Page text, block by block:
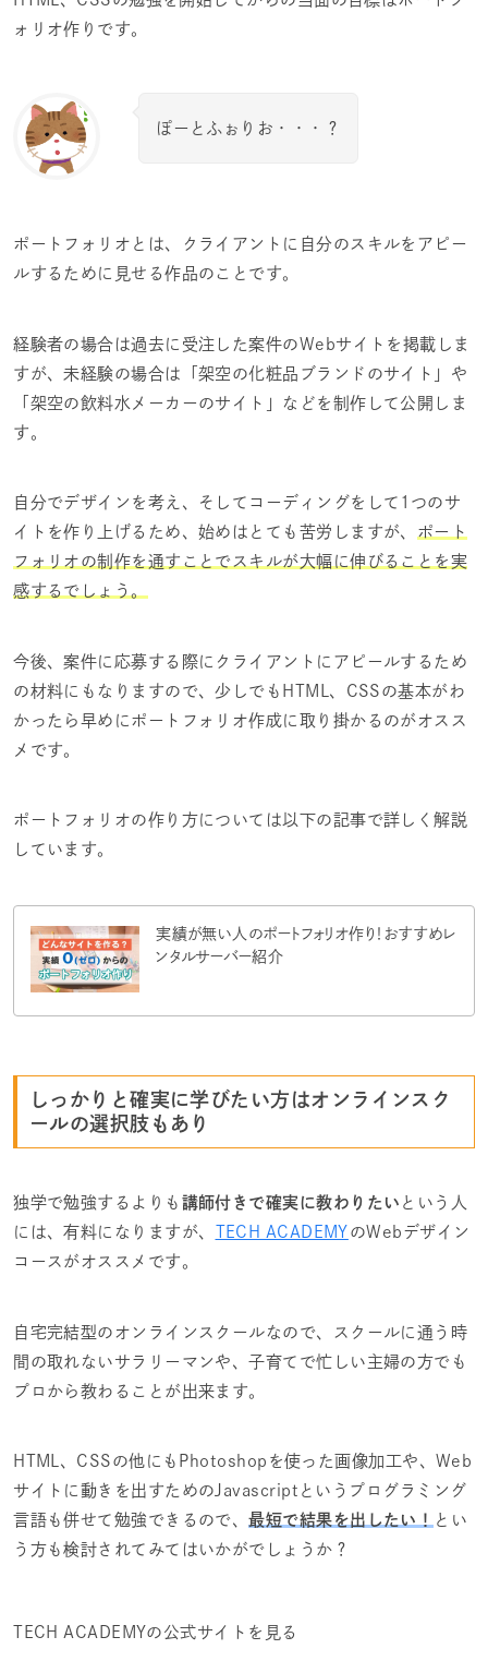
ォリオ作りです。
ぽーとふぉりお・・・？
ポートフォリオとは、クライアントに自分のスキルをアピー
ルするために見せる作品のことです。
経験者の場合は過去に受注した案件のWebサイトを掲載しま
すが、未経験の場合は「架空の化粧品ブランドのサイト」や
「架空の飲料水メーカーのサイト」などを制作して公開しま
す。
自分でデザインを考え、そしてコーディングをして1つのサ
イトを作り上げるため、始めはとても苦労しますが、 ポート
フォリオの制作を通すことでスキルが大幅に伸びることを実
感するでしょう。
今後、案件に応募する際にクライアントにアピールするため
の材料にもなりますので、少しでもHTML、CSSの基本がわ
かったら早めにポートフォリオ作成に取り掛かるのがオスス
メです。
ポートフォリオの作り方については以下の記事で詳しく解説
しています。
実績が無い人のポートフォリオ作り！おすすめレ
ンタルサーバー紹介
しっかりと確実に学びたい方はオンラインスク
ールの選択肢もあり
独学で勉強するよりも 講師付きで確実に教わりたい という人
には、有料になりますが、
TECH ACADEMY のWebデザイン
コースがオススメです。
自宅完結型のオンラインスクールなので、スクールに通う時
間の取れないサラリーマンや、子育てで忙しい主婦の方でも
プロから教わることが出来ます。
HTML、CSSの他にもPhotoshopを使った画像加工や、Web
サイトに動きを出すためのJavascriptというプログラミング
言語も併せて勉強できるので、最短で結果を出したい！ とい
う方も検討されてみてはいかがでしょうか？
TECH ACADEMYの公式サイトを見る